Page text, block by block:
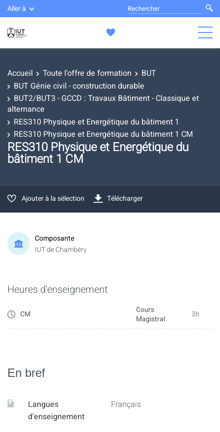
Aller à
Accueil Toute l'offre de formation
BUT
BUT Génie civil - construction durable
BUT2/BUT3 - GCCD : Travaux Bâtiment - Classique et
alternance
RES310 Physique et Energétique du bâtiment 1
RES310 Physique et Energétique du bâtiment 1 CM
RES310 Physique et Energétique du
bâtiment 1 CM
Ajouter à la sélection Télécharger
Composante
IUT de Chambéry
Heures d'enseignement
CM
Cours
Magistral
3h
En bref
Langues
d'enseignement
Français